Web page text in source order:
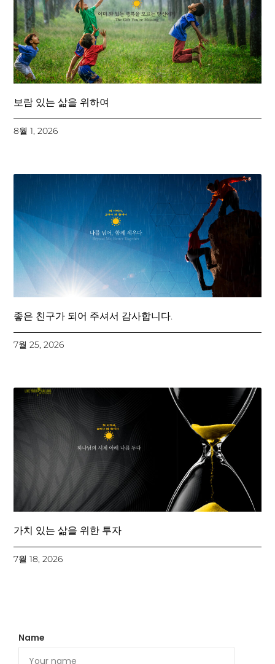
보람 있는 삶을 위하여
8월 1, 2026
좋은 친구가 되어 주셔서 감사합니다.
7월 25, 2026
가치 있는 삶을 위한 투자
7월 18, 2026
Name